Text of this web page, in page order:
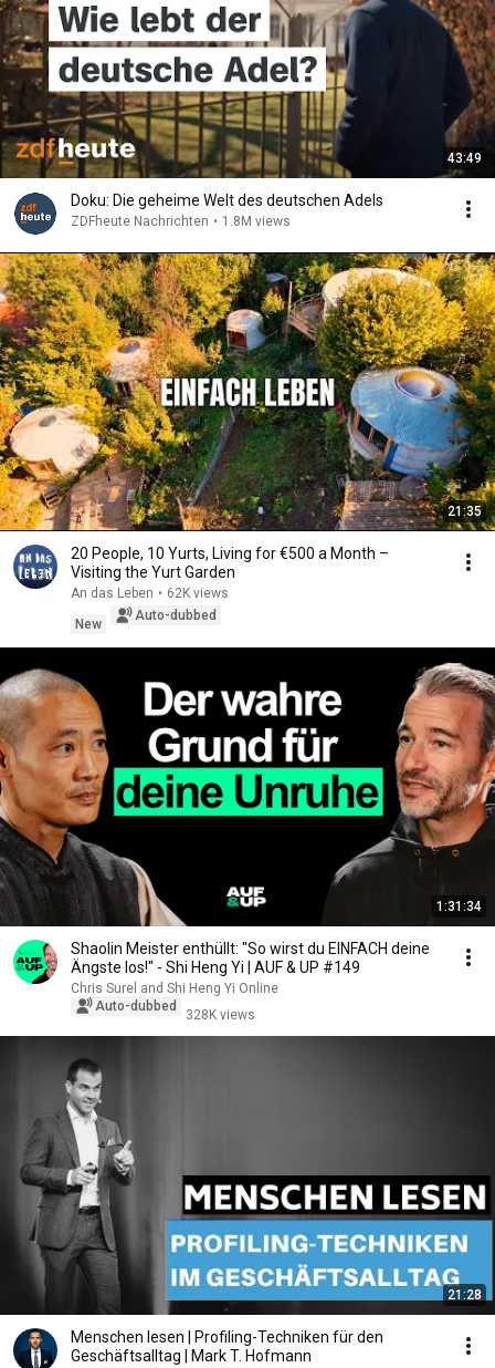
43:49
Doku: Die geheime Welt des deutschen Adels
ZDFheute Nachrichten • 1.8M views
21:35
20 People, 10 Yurts, Living for €500 a Month –
Visiting the Yurt Garden
An das Leben • 62K views
New
Auto-dubbed
1:31:34
Shaolin Meister enthüllt: "So wirst du EINFACH deine
Ängste los!" - Shi Heng Yi | AUF & UP #149
Chris Surel and Shi Heng Yi Online
Auto-dubbed
328K views
21:28
Menschen lesen | Profiling-Techniken für den
Geschäftsalltag | Mark T. Hofmann